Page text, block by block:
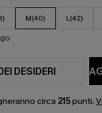
M(40) L(42)
DESIDERI
circa 215punti.